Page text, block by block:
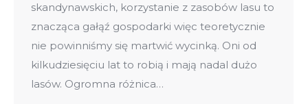
skandynawskich, korzystanie z zasobów lasu to
znacząca gałąź gospodarki więc teoretycznie
nie powinniśmy się martwić wycinką. Oni od
kilkudziesięciu lat to robią i mają nadal dużo
lasów. Ogromna różnica…